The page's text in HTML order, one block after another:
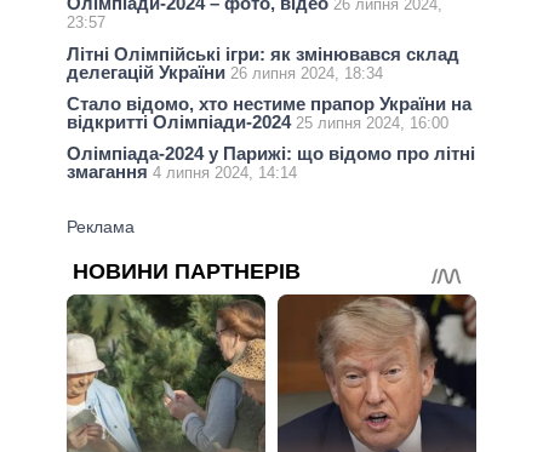
26 липня 2024,
23:57
Літні Олімпійські ігри: як змінювався склад
делегацій України 26 липня 2024, 18:34
Стало відомо, хто нестиме прапор України на
відкритті Олімпіади-2024 25 липня 2024, 16:00
Олімпіада-2024 у Парижі: що відомо про літні
змагання 4 липня 2024, 14:14